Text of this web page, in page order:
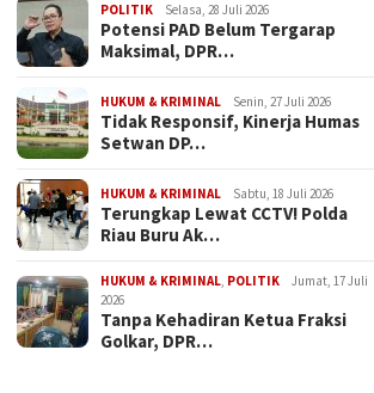
POLITIK Selasa, 28 Juli 2026
Potensi PAD Belum Tergarap
Maksimal, DPR…
HUKUM & KRIMINAL Senin, 27 Juli 2026
Tidak Responsif, Kinerja Humas
Setwan DP…
HUKUM & KRIMINAL Sabtu, 18 Juli 2026
Terungkap Lewat CCTV! Polda
Riau Buru Ak…
HUKUM & KRIMINAL, POLITIK
Jumat, 17 Juli
2026
Tanpa Kehadiran Ketua Fraksi
Golkar, DPR…